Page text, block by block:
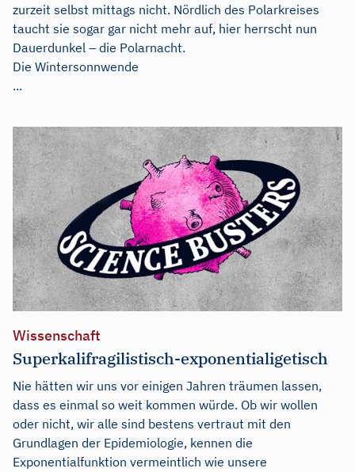
zurzeit selbst mittags nicht. Nördlich des Polarkreises
taucht sie sogar gar nicht mehr auf, hier herrscht nun
Dauerdunkel – die Polarnacht.
Die Wintersonnwende
...
Wissenschaft
Superkalifragilistisch-exponentialigetisch
Nie hätten wir uns vor einigen Jahren träumen lassen,
dass es einmal so weit kommen würde. Ob wir wollen
oder nicht, wir alle sind bestens vertraut mit den
Grundlagen der Epidemiologie, kennen die
Exponentialfunktion vermeintlich wie unsere